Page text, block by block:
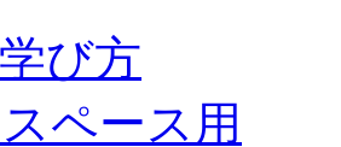
び方
ペース用